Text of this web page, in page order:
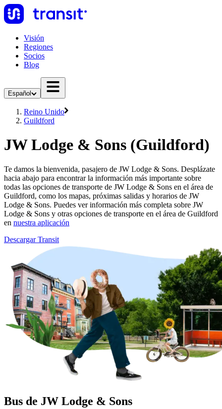
Visión
Regiones
Socios
Blog
Español
Reino Unido
Guildford
JW Lodge & Sons (Guildford)
Te damos la bienvenida, pasajero de JW Lodge & Sons. Desplázate
hacia abajo para encontrar la información más importante sobre
todas las opciones de transporte de JW Lodge & Sons en el área de
Guildford, como los mapas, próximas salidas y horarios de JW
Lodge & Sons. Puedes ver información más completa sobre JW
Lodge & Sons y otras opciones de transporte en el área de Guildford
en nuestra aplicación
Descargar Transit
Bus de JW Lodge & Sons